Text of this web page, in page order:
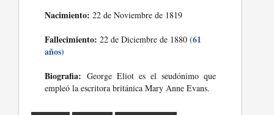
Nacimiento: 22 de Noviembre de 1819
Fallecimiento: 22 de Diciembre de 1880(61
años)
Biografia: George Eliot es el seudónimo que
empleó la escritora británica Mary Anne Evans.